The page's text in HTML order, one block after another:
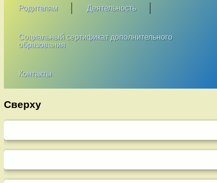
Родителям Деятельность
Социальный сертификат дополнительного
образования
Контакты
Сверху